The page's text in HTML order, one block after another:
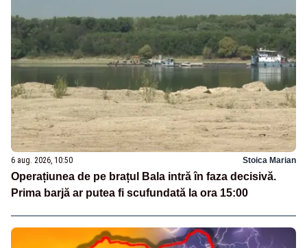
6 aug. 2026, 10:50 Stoica Marian
Operațiunea de pe brațul Bala intră în faza decisivă.
Prima barjă ar putea fi scufundată la ora 15:00